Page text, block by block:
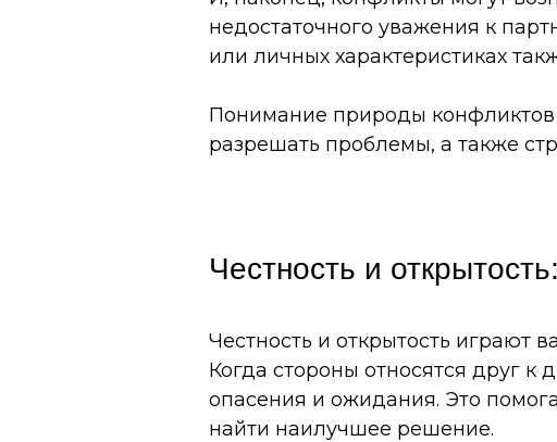
недостаточного уважения к
или личных характеристиках
Понимание природы конфликтов
разрешать проблемы, а также
Честность и
Честность и открытость играют
Когда стороны относятся друг к
опасения и ожидания. Это
найти наилучшее решение.